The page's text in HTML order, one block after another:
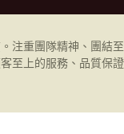
注重團隊精神、團結至
至上的服務、品質保證